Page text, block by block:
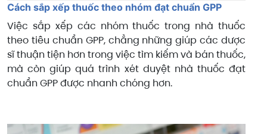
Cách sắp xếp thuốc theo nhóm đạt chuẩn GPP
Việc sắp xếp các nhóm thuốc trong nhà thuốc
theo tiêu chuẩn GPP, chẳng những giúp các dược
sĩ thuận tiện hơn trong việc tìm kiếm và bán thuốc,
mà còn giúp quá trình xét duyệt nhà thuốc đạt
chuẩn GPP được nhanh chóng hơn.